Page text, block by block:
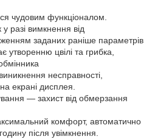
чудовим функціоналом.
разі вимкнення від
заданих раніше параметрів
цвілі та грибка,
несправності,
екрані дисплея.
— захист від обмерзання
комфорт, автоматично
після увімкнення.